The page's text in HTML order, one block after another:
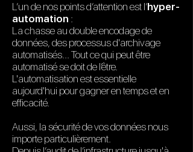
L’un de nos points d’attention est l’hyper-
automation :
La chasse au double encodage de
données, des processus d'archivage
automatisés… Tout ce qui peut être
automatisé se doit de l’être.
L'automatisation estessentielle
aujourd'hui pour gagner en temps et en
efficacité.
Aussi, la sécurité de vos données nous
importe particulièrement.